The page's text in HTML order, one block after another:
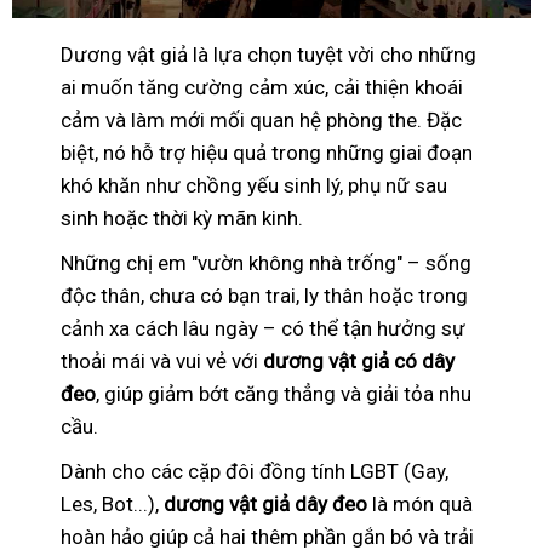
Dương vật giả là lựa chọn tuyệt vời cho những
ai muốn tăng cường cảm xúc, cải thiện khoái
cảm và làm mới mối quan hệ phòng the. Đặc
biệt, nó hỗ trợ hiệu quả trong những giai đoạn
khó khăn như chồng yếu sinh lý, phụ nữ sau
sinh hoặc thời kỳ mãn kinh.
Những chị em "vườn không nhà trống" – sống
độc thân, chưa có bạn trai, ly thân hoặc trong
cảnh xa cách lâu ngày – có thể tận hưởng sự
thoải mái và vui vẻ với dương vật giả có dây
đeo, giúp giảm bớt căng thẳng và giải tỏa nhu
cầu.
Dành cho các cặp đôi đồng tính LGBT (Gay,
Les, Bot...), dương vật giả dây đeo là món quà
hoàn hảo giúp cả hai thêm phần gắn bó và trải